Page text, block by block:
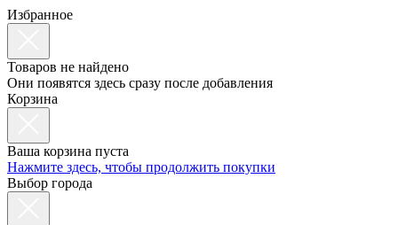
Избранное
Товаров не найдено
Они появятся здесь сразу после добавления
Корзина
Ваша корзина пуста
Нажмите здесь, чтобы продолжить покупки
Выбор города